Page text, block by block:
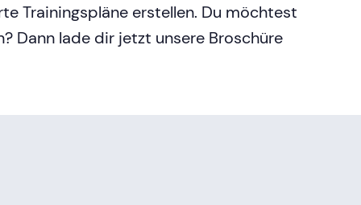
Trainingspläne erstellen. Du möchtest
Dann lade dir jetzt unsere Broschüre